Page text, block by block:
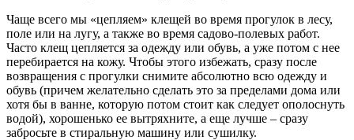
Чаще всего мы «цепляем» клещей во время прогулок в лесу,
поле или на лугу, а также во время садово-полевых работ.
Часто клещ цепляется за одежду или обувь, а уже потом с нее
перебирается на кожу. Чтобы этого избежать, сразу после
возвращения с прогулки снимите абсолютно всю одежду и
обувь (причем желательно сделать это за пределами дома или
хотя бы в ванне, которую потом стоит как следует ополоснуть
водой), хорошенько ее вытряхните, а еще лучше – сразу
забросьте в стиральную машину или сушилку.